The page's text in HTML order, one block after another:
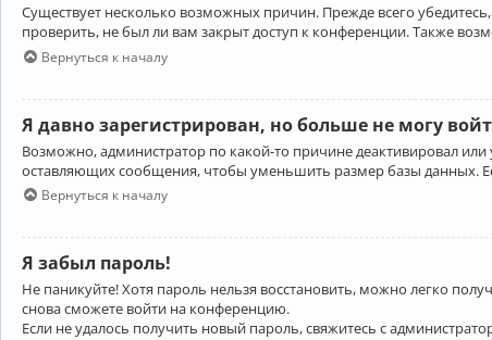
Существует несколько возможных причин. Прежде всего
проверить, не был ли вам закрыт доступ к конференции. Также
Вернуться к началу
Я давно зарегистрирован, но больше не могу
Возможно, администратор по какой-то причине деактивировал
оставляющих сообщения, чтобы уменьшить размер базы данных.
Вернуться к началу
Я забыл пароль!
Не паникуйте! Хотя пароль нельзя восстановить, можно легко
снова сможете войти на конференцию.
Если не удалось получить новый пароль, свяжитесь с